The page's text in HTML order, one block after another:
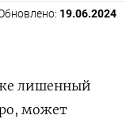
19.06.2024
лишенный
может